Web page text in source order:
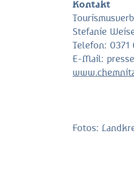
Kontakt
Stefanie
Telefon: 0371
E-Mail:
Fotos: